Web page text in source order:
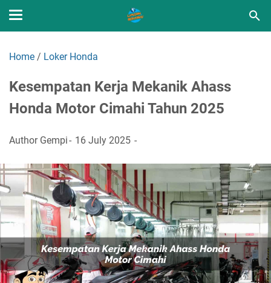
Home / Loker Honda
Kesempatan Kerja Mekanik Ahass
Honda Motor Cimahi Tahun 2025
Author Gempi 16 July 2025